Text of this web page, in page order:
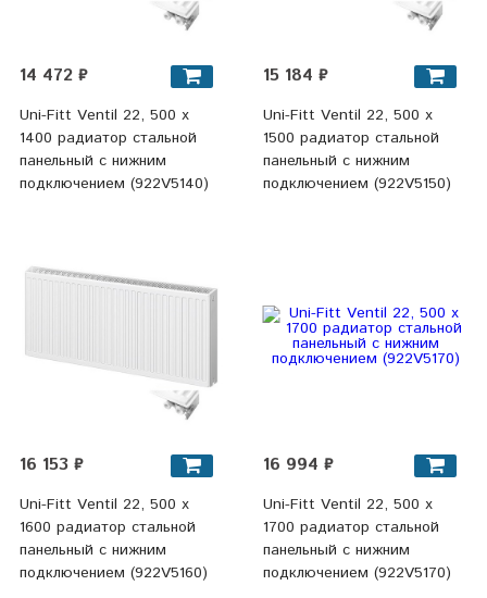
14 472 ₽
Uni-Fitt Ventil 22, 500 х
1400 радиатор стальной
панельный с нижним
подключением (922V5140)
15 184 ₽
Uni-Fitt Ventil 22, 500 х
1500 радиатор стальной
панельный с нижним
подключением (922V5150)
16 153 ₽
Uni-Fitt Ventil 22, 500 х
1600 радиатор стальной
панельный с нижним
подключением (922V5160)
16 994 ₽
Uni-Fitt Ventil 22, 500 х
1700 радиатор стальной
панельный с нижним
подключением (922V5170)